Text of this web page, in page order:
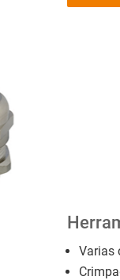
Varias